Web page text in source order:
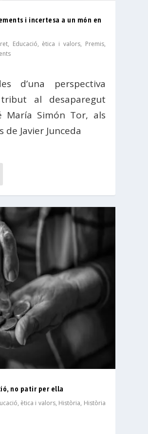
i incertesa a un món en
, Educació, ètica i valors, Premis,
d’una perspectiva
al desaparegut
María Simón Tor, als
Javier Junceda
no patir per ella
ètica i valors, Història, Història